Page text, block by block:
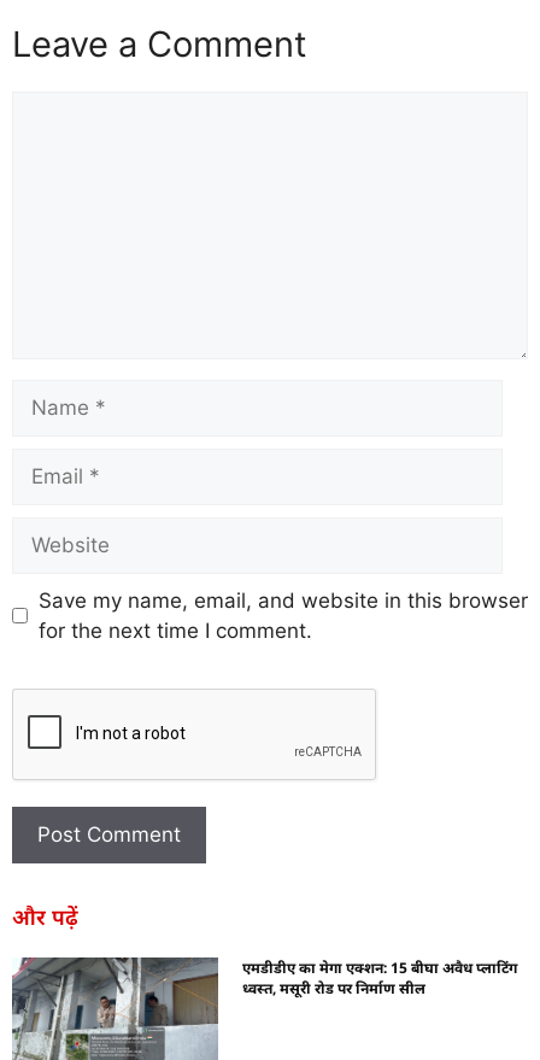
Leave a Comment
Save my name, email, and website in this browser
for the next time I comment.
और पढ़ें
एमडीडीए का मेगा एक्शन: 15 बीघा अवैध प्लाटिंग
ध्वस्त, मसूरी रोड पर निर्माण सील